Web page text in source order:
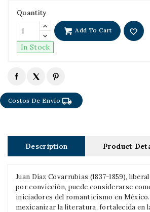
Quantity
Add To Cart favorite_border
In Stock
Costos De Envíolocal_shipping
Description Product
Juan Díaz Covarrubias (1837-1859),
por convicción, puede considerarse
iniciadores del romanticismo en
mexicanizar la literatura, fortalecida en